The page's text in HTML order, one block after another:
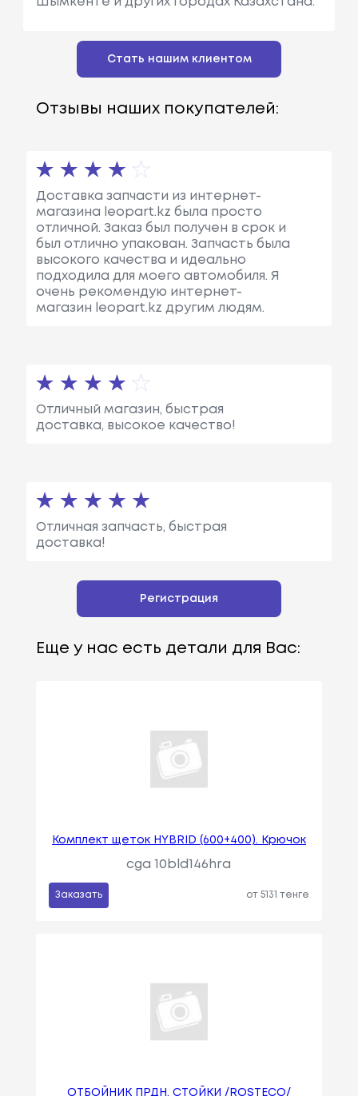
Стать нашим клиентом
Отзывы наших покупателей:
Доставка запчасти из интернет-
магазина leopart.kz была просто
отличной. Заказ был получен в срок и
был отлично упакован. Запчасть была
высокого качества и идеально
подходила для моего автомобиля. Я
очень рекомендую интернет-
магазин leopart.kz другим людям.
Отличный магазин, быстрая
доставка, высокое качество!
Отличная запчасть, быстрая
доставка!
Регистрация
Еще у нас есть детали для Вас:
Комплект щеток HYBRID (600+400). Крючок
cga 10bld146hra
Заказать от 5131 тенге
ОТБОЙНИК ПРДН. СТОЙКИ /ROSTECO/